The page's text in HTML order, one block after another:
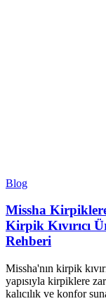
Blog
Missha
Kirpik Kıvırıcı
Rehberi
Missha'nın kirpik
yapısıyla kirpiklere
kalıcılık ve konfor